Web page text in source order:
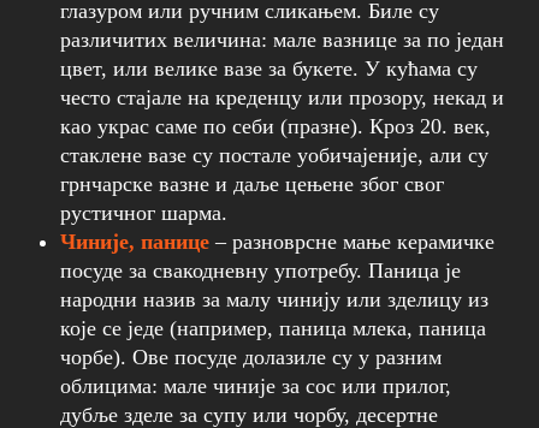
глазуром или ручним сликањем. Биле су
различитих величина: мале вазнице за по један
цвет, или велике вазе за букете. У кућама су
често стајале на креденцу или прозору, некад и
као украс саме по себи (празне). Кроз 20. век,
стаклене вазе су постале уобичајеније, али су
грнчарске вазне и даље цењене због свог
рустичног шарма.
Чиније, панице – разноврсне мање керамичке
посуде за свакодневну употребу. Паница је
народни назив за малу чинију или зделицу из
које се једе (например, паница млека, паница
чорбе). Ове посуде долазиле су у разним
облицима: мале чиније за сос или прилог,
дубље зделе за супу или чорбу, десертне